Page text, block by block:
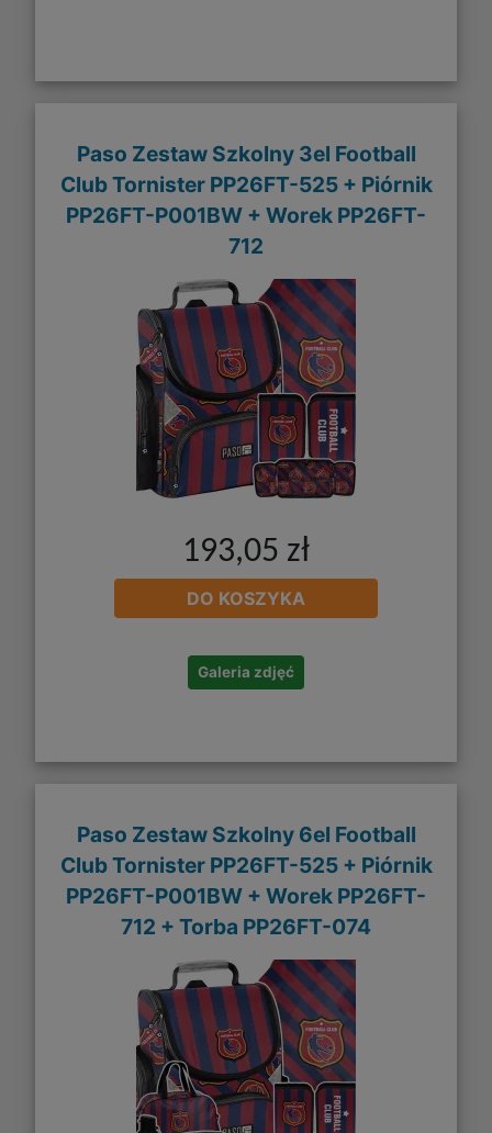
Paso Zestaw Szkolny 3el Football
Club Tornister PP26FT-525 + Piórnik
PP26FT-P001BW + Worek PP26FT-
712
193,05 zł
DO KOSZYKA
Galeria zdjęć
Paso Zestaw Szkolny 6el Football
Club Tornister PP26FT-525 + Piórnik
PP26FT-P001BW + Worek PP26FT-
712 + Torba PP26FT-074